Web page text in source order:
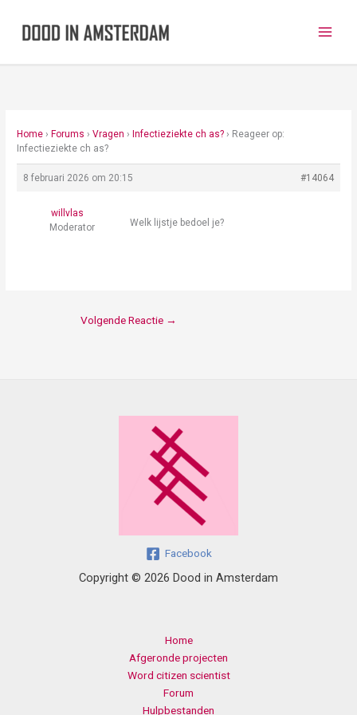
Home › Forums › Vragen › Infectieziekte ch as? › Reageer op:
Infectieziekte ch as?
8 februari 2026 om 20:15 #14064
willvlas
Moderator
Welk lijstje bedoel je?
Volgende Reactie →
Facebook
Copyright © 2026 Dood in Amsterdam
Home
Afgeronde projecten
Word citizen scientist
Forum
Hulpbestanden